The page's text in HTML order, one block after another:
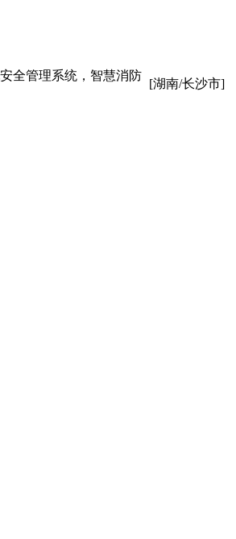
全管理系统，智慧消防
[湖南/长沙市]